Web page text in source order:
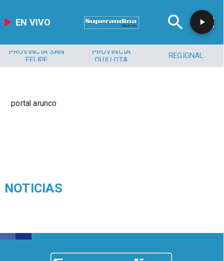
EN VIVO
PROVINCIA SAN
FELIPE
PROVINCIA
QUILLOTA
REGIONAL
portal arunco
NOTICIAS